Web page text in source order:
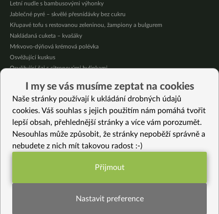
Letní nudle s bambusovými výhonky
Jablečné pyré – skvělé přesnídávky bez cukru
Křupavé tofu s restovanou zeleninou, žampiony a bulgurem
Nakládaná cuketa – kvašáky
Mrkvovo-dýňová krémová polévka
Osvěžující kuskus
Osvěžující čaj s citronovými bylinkami
Čokoládové muffiny s mangovým krémem
Meruňky a jablka v citrónovém želé
Vybrané recepty
Citrónová buchta z dýně
Špaldové špagety s kukuřicí
I my se vás musíme zeptat na cookies
Naše stránky používají k ukládání drobných údajů
cookies. Váš souhlas s jejich použitím nám pomáhá tvořit
lepší obsah, přehlednější stránky a více vám porozumět.
Nesouhlas může způsobit, že stránky nepoběží správně a
nebudete z nich mít takovou radost :-)
Funkční nastavení potřebujeme (vždy
Přijmout
Nastavit preference